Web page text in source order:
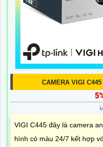
CAMERA VIGI
VIGI C445 đây là camera
hình có màu 24/7 kết hợp